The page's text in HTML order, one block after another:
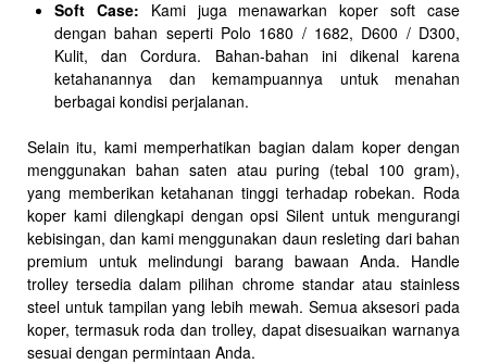
Soft Case: Kami juga menawarkan koper soft case
dengan bahan seperti Polo 1680 / 1682, D600 / D300,
Kulit, dan Cordura. Bahan-bahan ini dikenal karena
ketahanannya dan kemampuannya untuk menahan
berbagai kondisi perjalanan.
Selain itu, kami memperhatikan bagian dalam koper dengan
menggunakan bahan saten atau puring (tebal 100 gram),
yang memberikan ketahanan tinggi terhadap robekan. Roda
koper kami dilengkapi dengan opsi Silent untuk mengurangi
kebisingan, dan kami menggunakan daun resleting dari bahan
premium untuk melindungi barang bawaan Anda. Handle
trolley tersedia dalam pilihan chrome standar atau stainless
steel untuk tampilan yang lebih mewah. Semua aksesori pada
koper, termasuk roda dan trolley, dapat disesuaikan warnanya
sesuai dengan permintaan Anda.